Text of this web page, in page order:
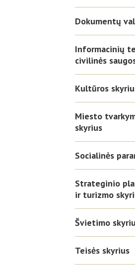
Dokumentų
Informacinių
civilinės
Kultūros
Miesto
skyrius
Socialinės
Strateginio
ir turizmo
Švietimo
Teisės skyrius